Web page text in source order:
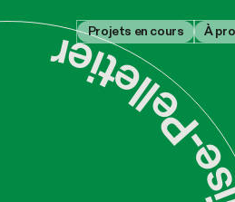
Projets en cours À